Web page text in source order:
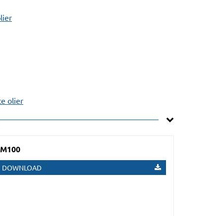
olier
DOWNLOAD